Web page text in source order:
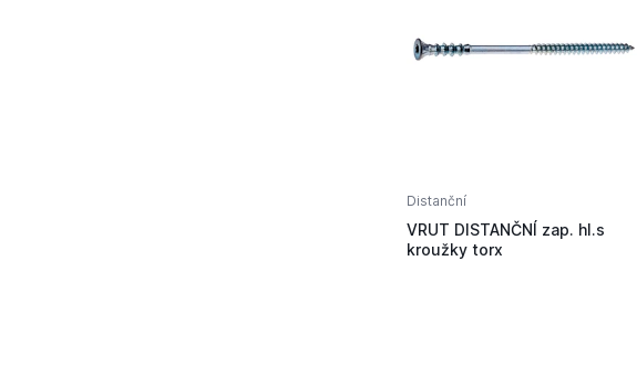
Distanční
VRUT DISTANČNÍ zap. hl.s
kroužky torx